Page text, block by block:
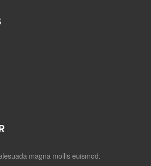
magna mollis euismod.